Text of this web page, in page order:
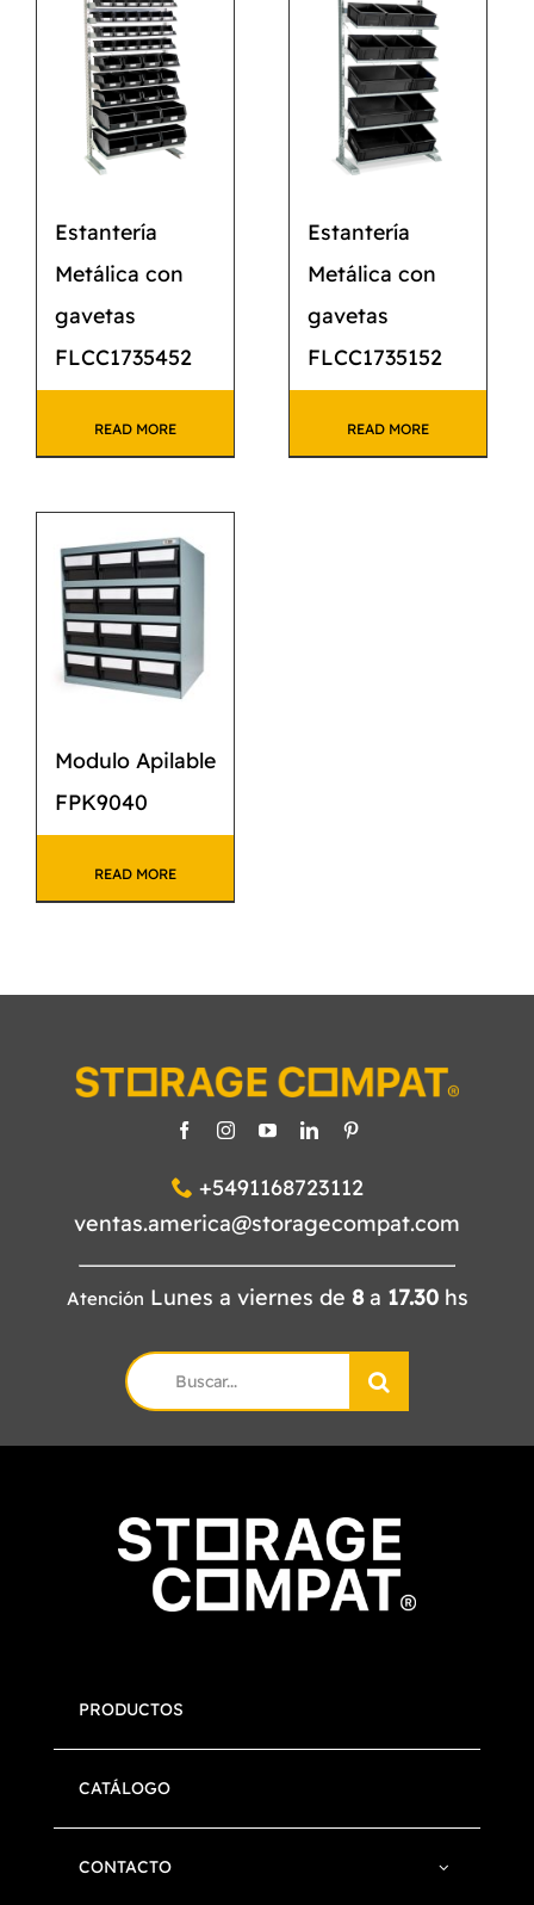
Estantería
Metálica con
gavetas
FLCC1735452
READ MORE
Estantería
Metálica con
gavetas
FLCC1735152
READ MORE
Modulo Apilable
FPK9040
READ MORE
+5491168723112
ventas.america@storagecompat.com
Atención Lunes a viernes de 8a 17.30hs
Search
for:
PRODUCTOS
CATÁLOGO
CONTACTO